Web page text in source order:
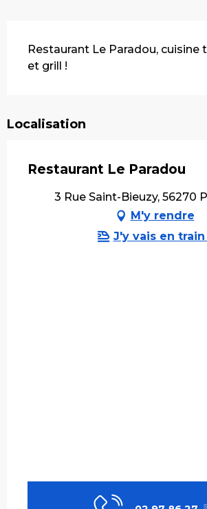
Restaurant Le Paradou, cuisine
et grill !
Localisation
Restaurant Le Paradou
3 Rue Saint-Bieuzy, 56270
M'y rendre
J'y vais en train